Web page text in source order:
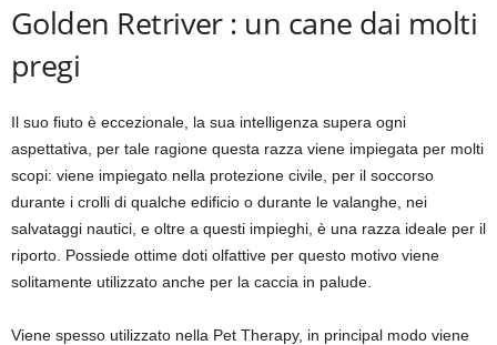
Golden Retriver : un cane dai molti
pregi
Il suo fiuto è eccezionale, la sua intelligenza supera ogni
aspettativa, per tale ragione questa razza viene impiegata per molti
scopi: viene impiegato nella protezione civile, per il soccorso
durante i crolli di qualche edificio o durante le valanghe, nei
salvataggi nautici, e oltre a questi impieghi, è una razza ideale per il
riporto. Possiede ottime doti olfattive per questo motivo viene
solitamente utilizzato anche per la caccia in palude.
Viene spesso utilizzato nella Pet Therapy, in principal modo viene